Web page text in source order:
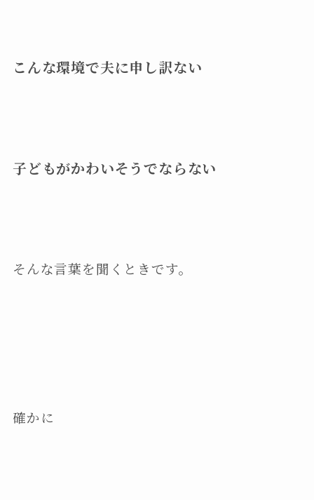
こんな環境で夫に申し訳ない
子どもがかわいそうでならない
そんな言葉を聞くときです。
確かに